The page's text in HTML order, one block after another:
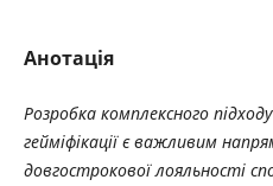
Анотація
Розробка комплексного
гейміфікації є важливим
довгострокової лояльності